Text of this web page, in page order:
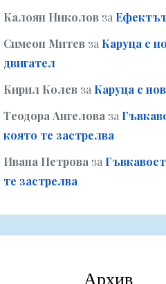
Калоян Николов за
Симеон Митев за Каруца с
двигател
Кирил Колев за Каруца с
Теодора Ангелова за
която те застрелва
Ивана Петрова за
те застрелва
Архив